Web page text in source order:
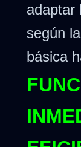
adaptar
según
básica